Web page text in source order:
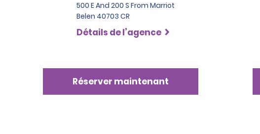
500 E And 200 S From Marriot
Belen 40703 CR
Détails de l’agence
Réserver maintenant